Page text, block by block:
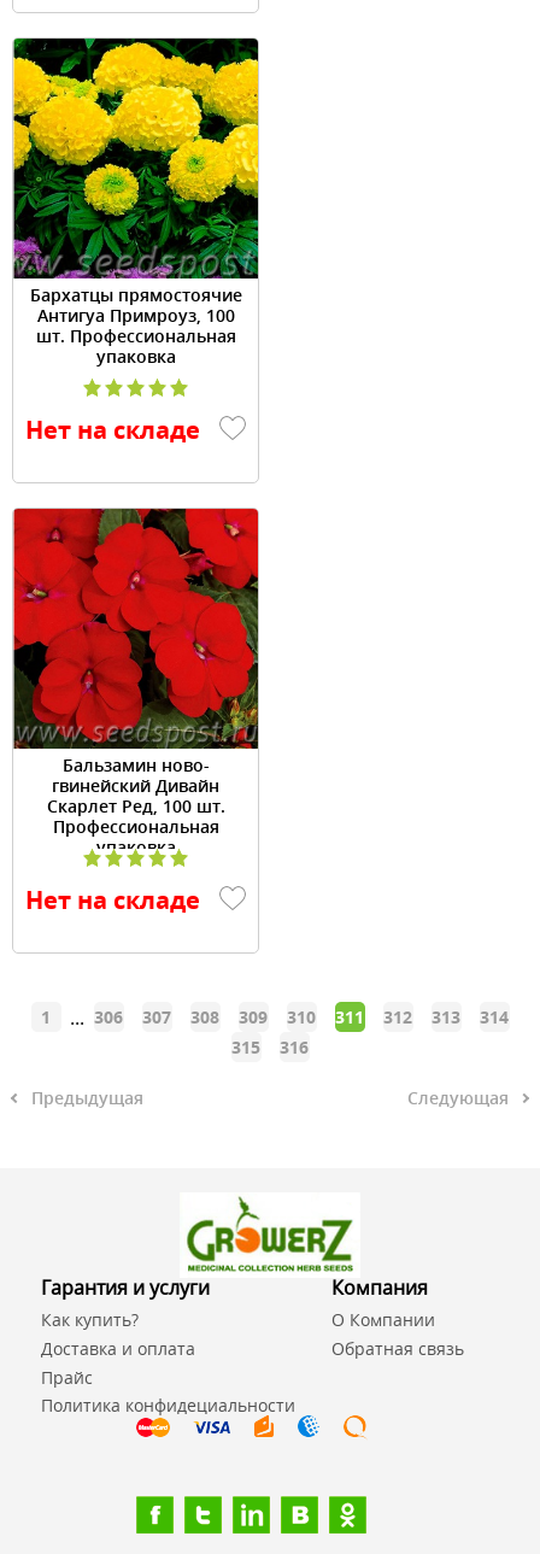
Бархатцы прямостоячие
Антигуа Примроуз, 100
шт. Профессиональная
упаковка
Нет на складе
Бальзамин ново-
гвинейский Дивайн
Скарлет Ред, 100 шт.
Профессиональная
упаковка
Нет на складе
Предыдущая
1 ... 306 307 308 309 310 311 312 313
314
315
316
Следующая
Гарантия и услуги
Как купить?
Доставка и оплата
Прайс
Политика конфидециальности
Компания
О Компании
Обратная связь